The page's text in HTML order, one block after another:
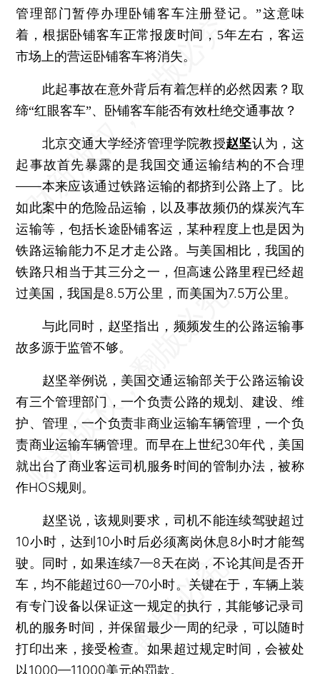
管理部门暂停办理卧铺客车注册登记。”这意味
着，根据卧铺客车正常报废时间，5年左右，客运
市场上的营运卧铺客车将消失。
此起事故在意外背后有着怎样的必然因素？取
缔“红眼客车”、卧铺客车能否有效杜绝交通事故？
北京交通大学经济管理学院教授赵坚认为，这
起事故首先暴露的是我国交通运输结构的不合理
——本来应该通过铁路运输的都挤到公路上了。比
如此案中的危险品运输，以及事故频仍的煤炭汽车
运输等，包括长途卧铺客运，某种程度上也是因为
铁路运输能力不足才走公路。与美国相比，我国的
铁路只相当于其三分之一，但高速公路里程已经超
过美国，我国是8.5万公里，而美国为7.5万公里。
与此同时，赵坚指出，频频发生的公路运输事
故多源于监管不够。
赵坚举例说，美国交通运输部关于公路运输设
有三个管理部门，一个负责公路的规划、建设、维
护、管理，一个负责非商业运输车辆管理，一个负
责商业运输车辆管理。而早在上世纪30年代，美国
就出台了商业客运司机服务时间的管制办法，被称
作HOS规则。
赵坚说，该规则要求，司机不能连续驾驶超过
10小时，达到10小时后必须离岗休息8小时才能驾
驶。同时，如果连续7—8天在岗，不论其间是否开
车，均不能超过60—70小时。关键在于，车辆上装
有专门设备以保证这一规定的执行，其能够记录司
机的服务时间，并保留最少一周的纪录，可以随时
打印出来，接受检查。如果超过规定时间，会被处
以1000—11000美元的罚款。